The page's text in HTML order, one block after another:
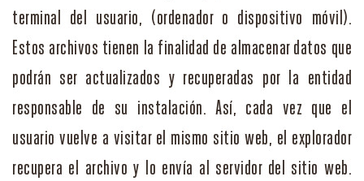
terminal del usuario, (ordenador o dispositivo móvil).
Estos archivos tienen la finalidad de almacenar datos que
podrán ser actualizados y recuperadas por la entidad
responsable de su instalación. Así, cada vez que el
usuario vuelve a visitar el mismo sitio web, el explorador
recupera el archivo y lo envía al servidor del sitio web.